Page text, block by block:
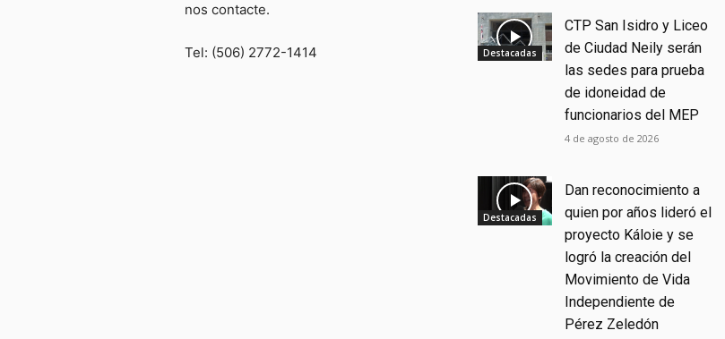
nos contacte.
Tel: (506) 2772-1414 Destacadas
CTP San Isidro y Liceo
de Ciudad Neily serán
las sedes para prueba
de idoneidad de
funcionarios del MEP
4 de agosto de 2026
Destacadas
Dan reconocimiento a
quien por años lideró el
proyecto Káloie y se
logró la creación del
Movimiento de Vida
Independiente de
Pérez Zeledón